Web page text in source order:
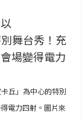
丘」為中心的特別
電力四射。圖片來